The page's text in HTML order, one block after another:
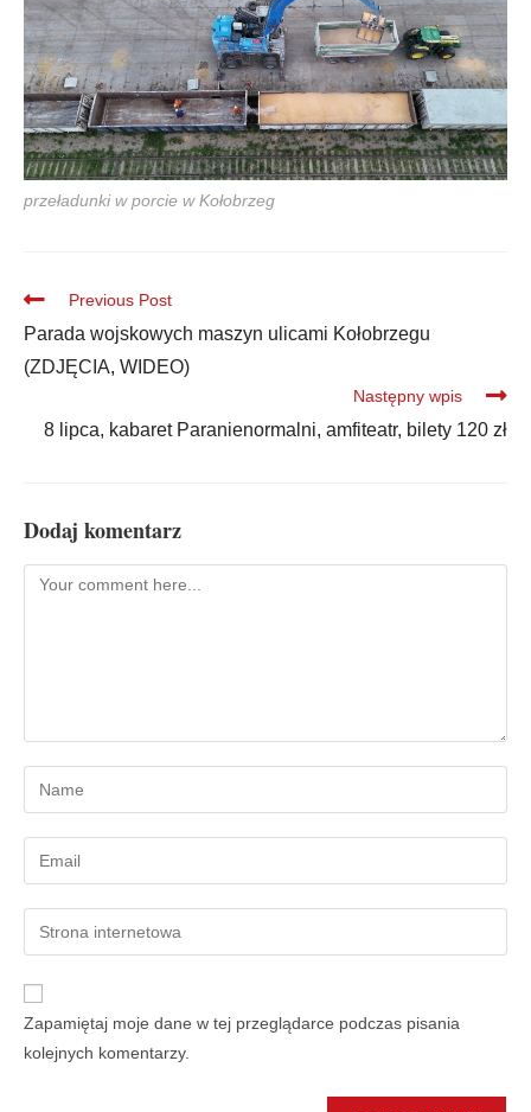
przeładunki w porcie w Kołobrzeg
Previous Post
Parada wojskowych maszyn ulicami Kołobrzegu
(ZDJĘCIA, WIDEO)
Następny wpis
8 lipca, kabaret Paranienormalni, amfiteatr, bilety 120 zł
Dodaj komentarz
Zapamiętaj moje dane w tej przeglądarce podczas pisania
kolejnych komentarzy.